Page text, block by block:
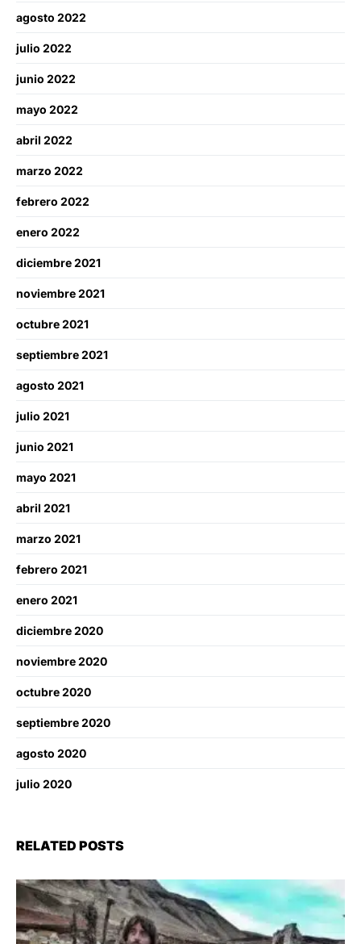
agosto 2022
julio 2022
junio 2022
mayo 2022
abril 2022
marzo 2022
febrero 2022
enero 2022
diciembre 2021
noviembre 2021
octubre 2021
septiembre 2021
agosto 2021
julio 2021
junio 2021
mayo 2021
abril 2021
marzo 2021
febrero 2021
enero 2021
diciembre 2020
noviembre 2020
octubre 2020
septiembre 2020
agosto 2020
julio 2020
RELATED POSTS